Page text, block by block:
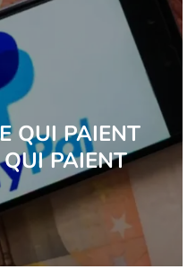
QUI PAIENT
PAIENT